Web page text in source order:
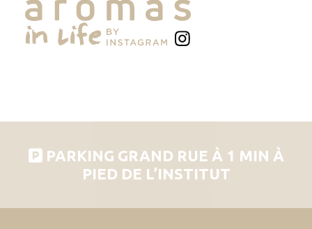
PARKING GRAND RUE À 1 MIN À
PIED DE L’INSTITUT